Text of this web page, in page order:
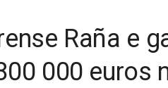
Raña e
000 euros